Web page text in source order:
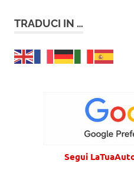
TRADUCI IN …
Segui